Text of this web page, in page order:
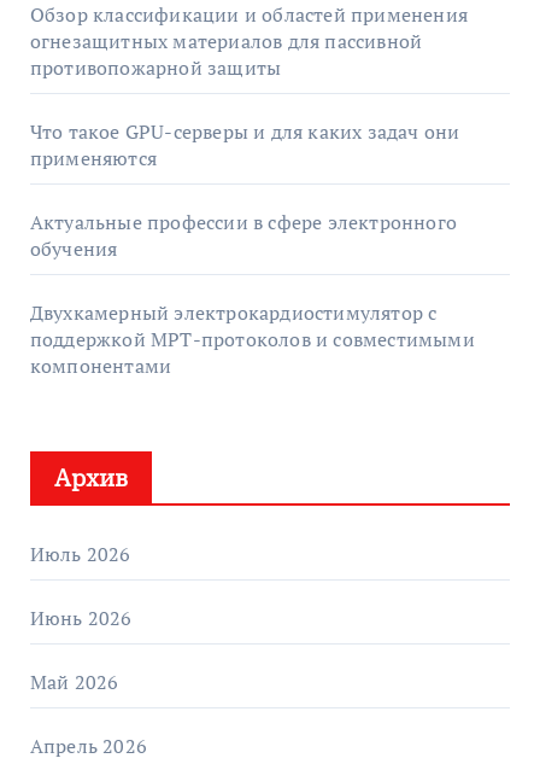
Обзор классификации и областей применения
огнезащитных материалов для пассивной
противопожарной защиты
Что такое GPU-серверы и для каких задач они
применяются
Актуальные профессии в сфере электронного
обучения
Двухкамерный электрокардиостимулятор с
поддержкой МРТ-протоколов и совместимыми
компонентами
Архив
Июль 2026
Июнь 2026
Май 2026
Апрель 2026